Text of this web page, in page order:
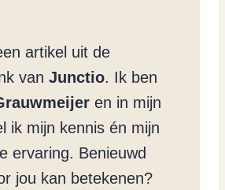
artikel uit de
van Junctio. Ik ben
en in mijn
ik mijn kennis én mijn
ervaring. Benieuwd
jou kan betekenen?